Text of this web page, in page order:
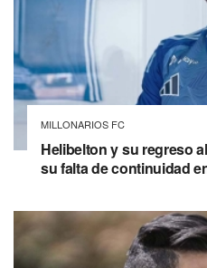
MILLONARIOS FC
Helibelton y su regreso
su falta de continuidad